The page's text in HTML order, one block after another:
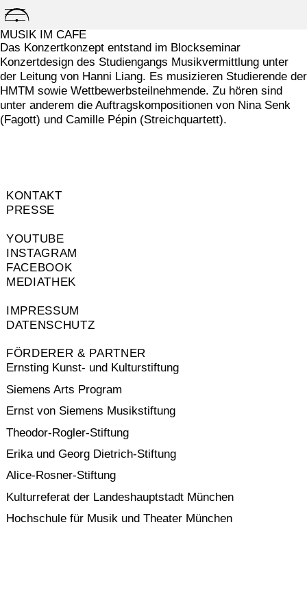
Skip
to
content
MUSIK IM CAFÉ
Das Konzertkonzept entstand im Blockseminar
Konzertdesign des Studiengangs Musikvermittlung unter
der Leitung von Hanni Liang. Es musizieren Studierende der
HMTM sowie Wettbewerbsteilnehmende. Zu hören sind
unter anderem die Auftragskompositionen von Nina Senk
(Fagott) und Camille Pépin (Streichquartett).
KONTAKT
PRESSE
YOUTUBE
INSTAGRAM
FACEBOOK
MEDIATHEK
IMPRESSUM
DATENSCHUTZ
FÖRDERER & PARTNER
Ernsting Kunst- und Kulturstiftung
Siemens Arts Program
Ernst von Siemens Musikstiftung
Theodor-Rogler-Stiftung
Erika und Georg Dietrich-Stiftung
Alice-Rosner-Stiftung
Kulturreferat der Landeshauptstadt München
Hochschule für Musik und Theater München